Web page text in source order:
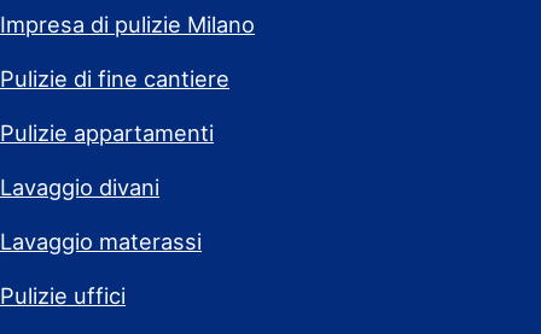
Impresa di pulizie Milano
Pulizie di fine cantiere
Pulizie appartamenti
Lavaggio divani
Lavaggio materassi
Pulizie uffici